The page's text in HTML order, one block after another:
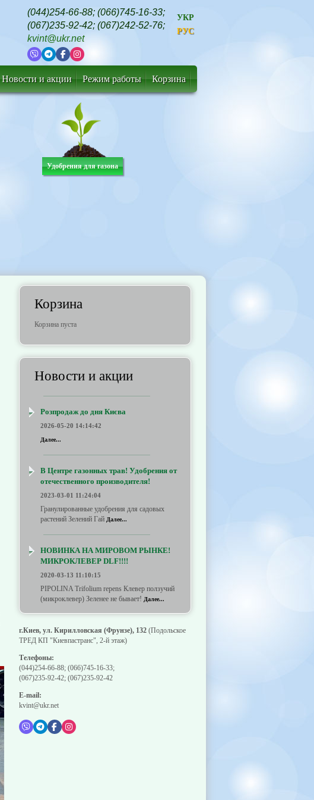
(044)254-66-88; (066)745-16-33;
(067)235-92-42; (067)242-52-76;
kvint@ukr.net
УКР
РУС
Новости и акции Режим работы Корзина
Удобрения для газона
Корзина
Корзина пуста
Новости и акции
Розпродаж до дня Києва
2026-05-20 14:14:42
Далее...
В Центре газонных трав! Удобрения от
отечественного производителя!
2023-03-01 11:24:04
Гранулированные удобрения для садовых
растений Зелений Гай Далее...
НОВИНКА НА МИРОВОМ РЫНКЕ!
МИКРОКЛЕВЕР DLF!!!!
2020-03-13 11:10:15
PIPOLINA Trifolium repens Клевер ползучий
(микроклевер) Зеленее не бывает! Далее...
г.Киев, ул. Кирилловская (Фрунзе), 132(Подольское
ТРЕД КП "Киевпастранс", 2-й этаж)
Телефоны:
(044)254-66-88; (066)745-16-33;
(067)235-92-42; (067)235-92-42
E-mail:
kvint@ukr.net